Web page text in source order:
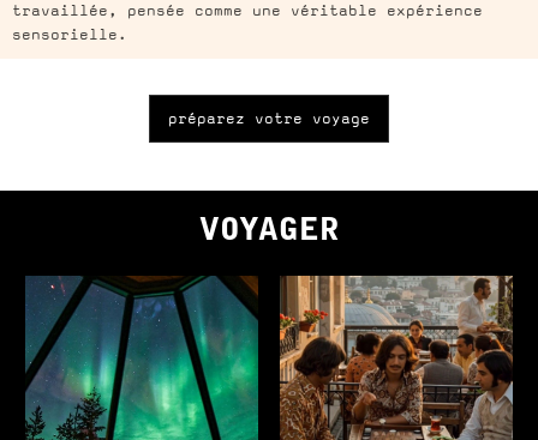
travaillée, pensée comme une véritable expérience
sensorielle.
préparez votre voyage
VOYAGER